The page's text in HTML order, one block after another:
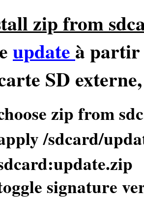
zip from
update à partir
SD
zip from
/sdcard/
signature